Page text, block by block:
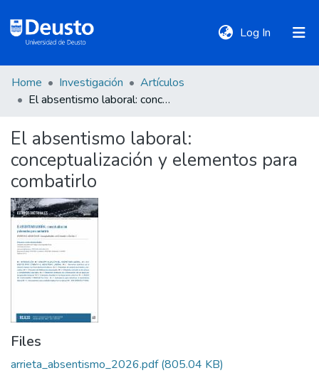
Log In (current)
DeustoTeka
Communities
&
Collections
All of DSpace
Statistics
Policies
Home Investigación
Artículos
El absentismo laboral: conceptualización y elementos para combatirlo
El absentismo laboral:
conceptualización y elementos para
combatirlo
Files
arrieta_absentismo_2026.pdf(805.04 KB)